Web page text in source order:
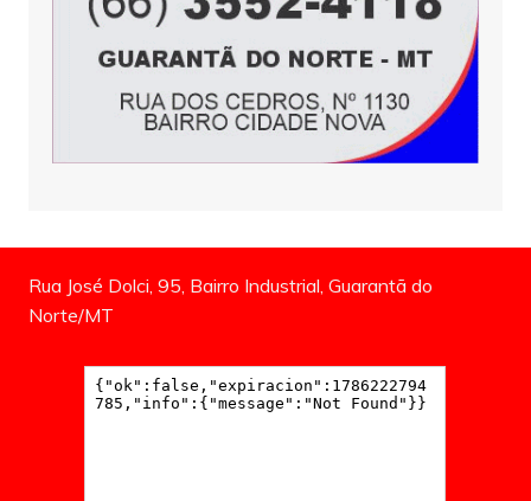
Rua José Dolci, 95, Bairro Industrial, Guarantã do
Norte/MT